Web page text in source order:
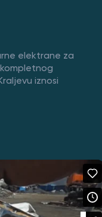
elektrane za
iznosi